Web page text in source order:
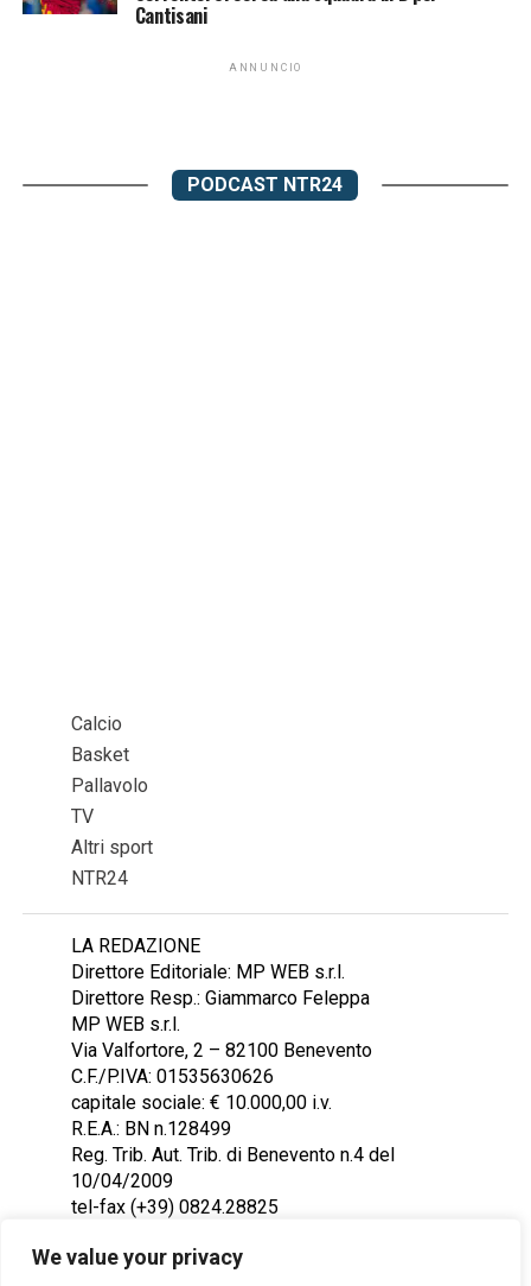
We value your privacy
Cantisani
ANNUNCIO
PODCAST NTR24
Calcio
Basket
Pallavolo
TV
Altri sport
NTR24
LA REDAZIONE
Direttore Editoriale: MP WEB s.r.l.
Direttore Resp.: Giammarco Feleppa
MP WEB s.r.l.
Via Valfortore, 2 – 82100 Benevento
C.F./P.IVA: 01535630626
capitale sociale: € 10.000,00 i.v.
R.E.A.: BN n.128499
Reg. Trib. Aut. Trib. di Benevento n.4 del
10/04/2009
tel-fax (+39) 0824.28825